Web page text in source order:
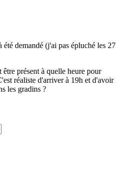
été demandé (j'ai pas épluché les 27
présent à quelle heure pour
réaliste d'arriver à 19h et d'avoir
les gradins ?